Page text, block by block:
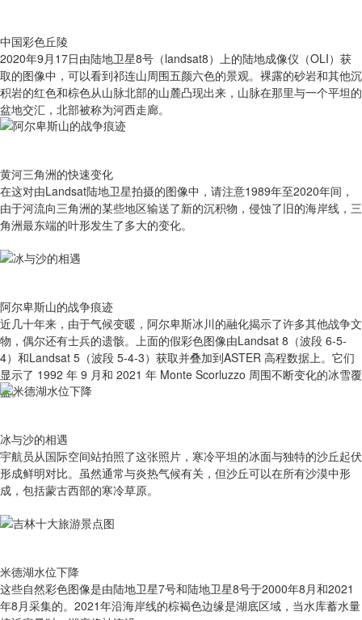
中国彩色丘陵
2020年9月17日由陆地卫星8号（landsat8）上的陆地成像仪（OLI）获
取的图像中，可以看到祁连山周围五颜六色的景观。裸露的砂岩和其他沉
积岩的红色和棕色从山脉北部的山麓凸现出来，山脉在那里与一个平坦的
盆地交汇，北部被称为河西走廊。
黄河三角洲的快速变化
在这对由Landsat陆地卫星拍摄的图像中，请注意1989年至2020年间，
由于河流向三角洲的某些地区输送了新的沉积物，侵蚀了旧的海岸线，三
角洲最东端的叶形发生了多大的变化。
阿尔卑斯山的战争痕迹
近几十年来，由于气候变暖，阿尔卑斯冰川的融化揭示了许多其他战争文
物，偶尔还有士兵的遗骸。上面的假彩色图像由Landsat 8（波段 6-5-
4）和Landsat 5（波段 5-4-3）获取并叠加到ASTER 高程数据上。它们
显示了 1992 年 9 月和 2021 年 Monte Scorluzzo 周围不断变化的冰雪覆
盖。
冰与沙的相遇
宇航员从国际空间站拍照了这张照片，寒冷平坦的冰面与独特的沙丘起伏
形成鲜明对比。虽然通常与炎热气候有关，但沙丘可以在所有沙漠中形
成，包括蒙古西部的寒冷草原。
米德湖水位下降
这些自然彩色图像是由陆地卫星7号和陆地卫星8号于2000年8月和2021
年8月采集的。2021年沿海岸线的棕褐色边缘是湖底区域，当水库蓄水量